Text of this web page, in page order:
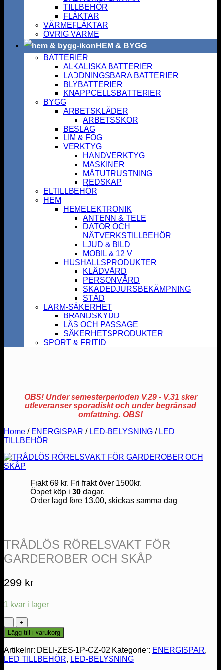
TILLBEHÖR
FLÄKTAR
VÄRMEFLÄKTAR
ÖVRIG VÄRME
HEM & BYGG
BATTERIER
ALKALISKA BATTERIER
LADDNINGSBARA BATTERIER
BLYBATTERIER
KNAPPCELLSBATTERIER
BYGG
ARBETSKLÄDER
ARBETSSKOR
BESLAG
LIM & FOG
VERKTYG
HANDVERKTYG
MASKINER
MÄTUTRUSTNING
REDSKAP
ELTILLBEHÖR
HEM
HEMELEKTRONIK
ANTENN & TELE
DATOR OCH
NÄTVERKSTILLBEHÖR
LJUD & BILD
MOBIL & 12 V
HUSHALLSPRODUKTER
KLÄDVÅRD
PERSONVÅRD
SKADEDJURSBEKÄMPNING
STÄD
LARM-SÄKERHET
BRANDSKYDD
LÅS OCH PASSAGE
SÄKERHETSPRODUKTER
SPORT & FRITID
OBS! Under semesterperioden V.29 - V.31 sker
utleveranser sporadiskt och under begränsad
omfattning. OBS!
Home / ENERGISPAR / LED-BELYSNING / LED
TILLBEHÖR
Frakt 69 kr. Fri frakt över 1500kr.
Öppet köp i 30dagar.
Order lagd före 13.00, skickas samma dag
TRÅDLÖS RÖRELSVAKT FÖR
GARDEROBER OCH SKÅP
299 kr
1 kvar i lager
TRÅDLÖS
RÖRELSVAKT
FÖR
GARDEROBER
OCH
SKÅP
Lägg till i varukorg
Artikelnr: DELI-ZES-1P-CZ-02 Kategorier: ENERGISPAR,
LED TILLBEHÖR, LED-BELYSNING